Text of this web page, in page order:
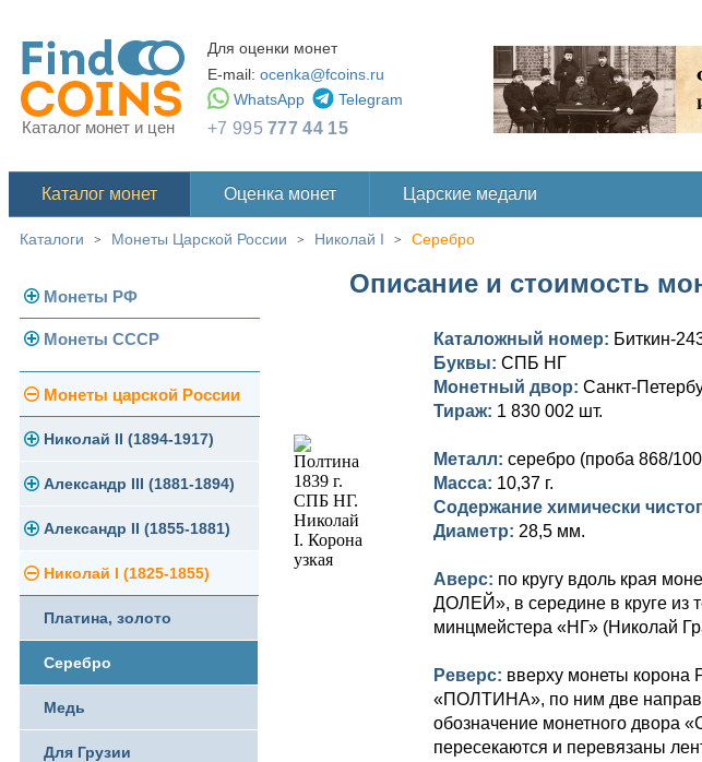
Каталог монет и цен
Для оценки монет
E-mail: ocenka@fcoins.ru
WhatsApp
Telegram
+7 995777 44 15
Каталог монет Оценка монет Царские медали
Каталоги > Монеты Царской России > Николай I > Серебро
Монеты РФ
Современная Россия
Монеты 1991-1993 гг.
Памятные и юбилейные
Монеты СССР
Погодовка СССР
Монеты 1958 года
Золотые червонцы
Памятные и юбилейные
Монеты царской России
Николай II (1894-1917)
Золото
Серебро
Медь
Германская оккупация
Для Финляндии
Памятные и донативные
Александр III (1881-1894)
Золото
Серебро
Медь
Для Финляндии
Памятные и донативные
Александр II (1855-1881)
Золото
Серебро
Медь
Для Финляндии
Памятные и донативные
Николай I (1825-1855)
Платина, золото
Серебро
Медь
Для Грузии
Описание и стоимость
Каталожный номер: Биткин-
Буквы: СПБ НГ
Монетный двор: Санкт-
Тираж: 1 830 002 шт.
Металл: серебро (проба 868/
Масса: 10,37 г.
Содержание химически
Диаметр: 28,5 мм.
Аверс: по кругу вдоль края
ДОЛЕЙ», в середине в круге из
минцмейстера «НГ» (Николай
Реверс: вверху монеты
«ПОЛТИНА», по ним две
обозначение монетного двора
пересекаются и перевязаны